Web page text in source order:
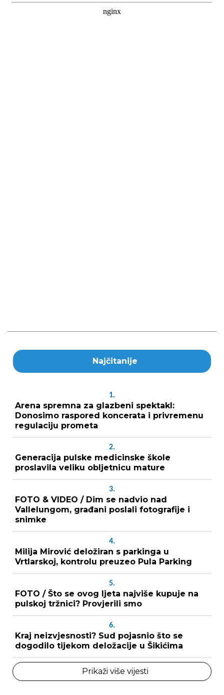
Najčitanije
1.
Arena spremna za glazbeni spektakl:
Donosimo raspored koncerata i privremenu
regulaciju prometa
2.
Generacija pulske medicinske škole
proslavila veliku obljetnicu mature
3.
FOTO & VIDEO / Dim se nadvio nad
Vallelungom, građani poslali fotografije i
snimke
4.
Milija Mirović deložiran s parkinga u
Vrtlarskoj, kontrolu preuzeo Pula Parking
5.
FOTO / Što se ovog ljeta najviše kupuje na
pulskoj tržnici? Provjerili smo
6.
Kraj neizvjesnosti? Sud pojasnio što se
dogodilo tijekom deložacije u Šikićima
Prikaži više vijesti